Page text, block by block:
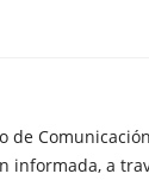
de
informada, a